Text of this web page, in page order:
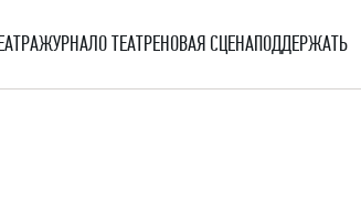
ЖУРНАЛО ТЕАТРЕНОВАЯ СЦЕНАПОДДЕРЖАТЬ